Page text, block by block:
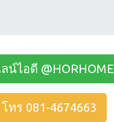
น์ไอดี @HORHOME
ทร 081-4674663